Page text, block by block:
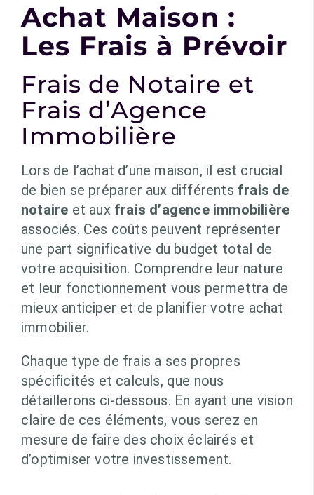
Achat Maison :
Les Frais à Prévoir
Frais de Notaire et
Frais d’Agence
Immobilière
Lors de l’achat d’une maison, il est crucial
de bien se préparer aux différents frais de
notaire et aux frais d’agence immobilière
associés. Ces coûts peuvent représenter
une part significative du budget total de
votre acquisition. Comprendre leur nature
et leur fonctionnement vous permettra de
mieux anticiper et de planifier votre achat
immobilier.
Chaque type de frais a ses propres
spécificités et calculs, que nous
détaillerons ci-dessous. En ayant une vision
claire de ces éléments, vous serez en
mesure de faire des choix éclairés et
d’optimiser votre investissement.